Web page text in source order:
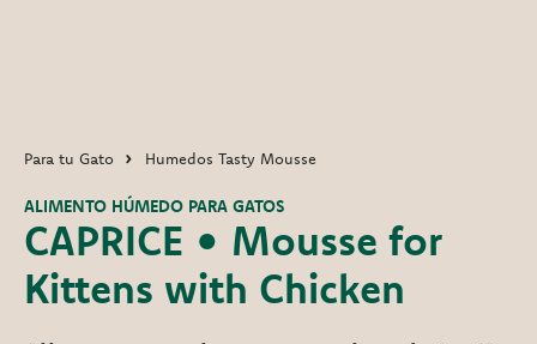
Para tu Gato Humedos Tasty Mousse
CAPRICE • Mousse for
Kittens with Chicken
ALIMENTO HÚMEDO PARA GATOS